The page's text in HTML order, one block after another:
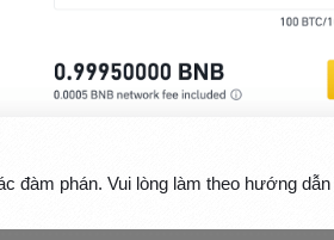
đàm phán. Vui lòng làm theo hướng